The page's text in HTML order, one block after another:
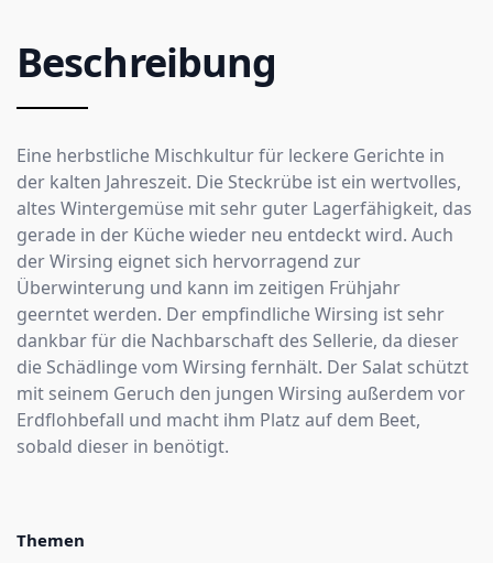
Beschreibung
Eine herbstliche Mischkultur für leckere Gerichte in
der kalten Jahreszeit. Die Steckrübe ist ein wertvolles,
altes Wintergemüse mit sehr guter Lagerfähigkeit, das
gerade in der Küche wieder neu entdeckt wird. Auch
der Wirsing eignet sich hervorragend zur
Überwinterung und kann im zeitigen Frühjahr
geerntet werden. Der empfindliche Wirsing ist sehr
dankbar für die Nachbarschaft des Sellerie, da dieser
die Schädlinge vom Wirsing fernhält. Der Salat schützt
mit seinem Geruch den jungen Wirsing außerdem vor
Erdflohbefall und macht ihm Platz auf dem Beet,
sobald dieser in benötigt.
Themen